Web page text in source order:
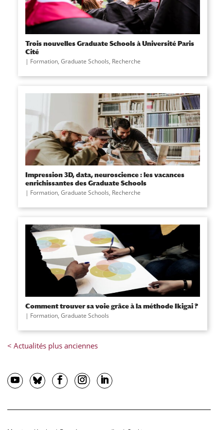
Trois nouvelles Graduate Schools à Université Paris
Cité
| Formation, Graduate Schools, Recherche
Impression 3D, data, neuroscience : les vacances
enrichissantes des Graduate Schools
| Formation, Graduate Schools, Recherche
Comment trouver sa voie grâce à la méthode Ikigai ?
| Formation, Graduate Schools